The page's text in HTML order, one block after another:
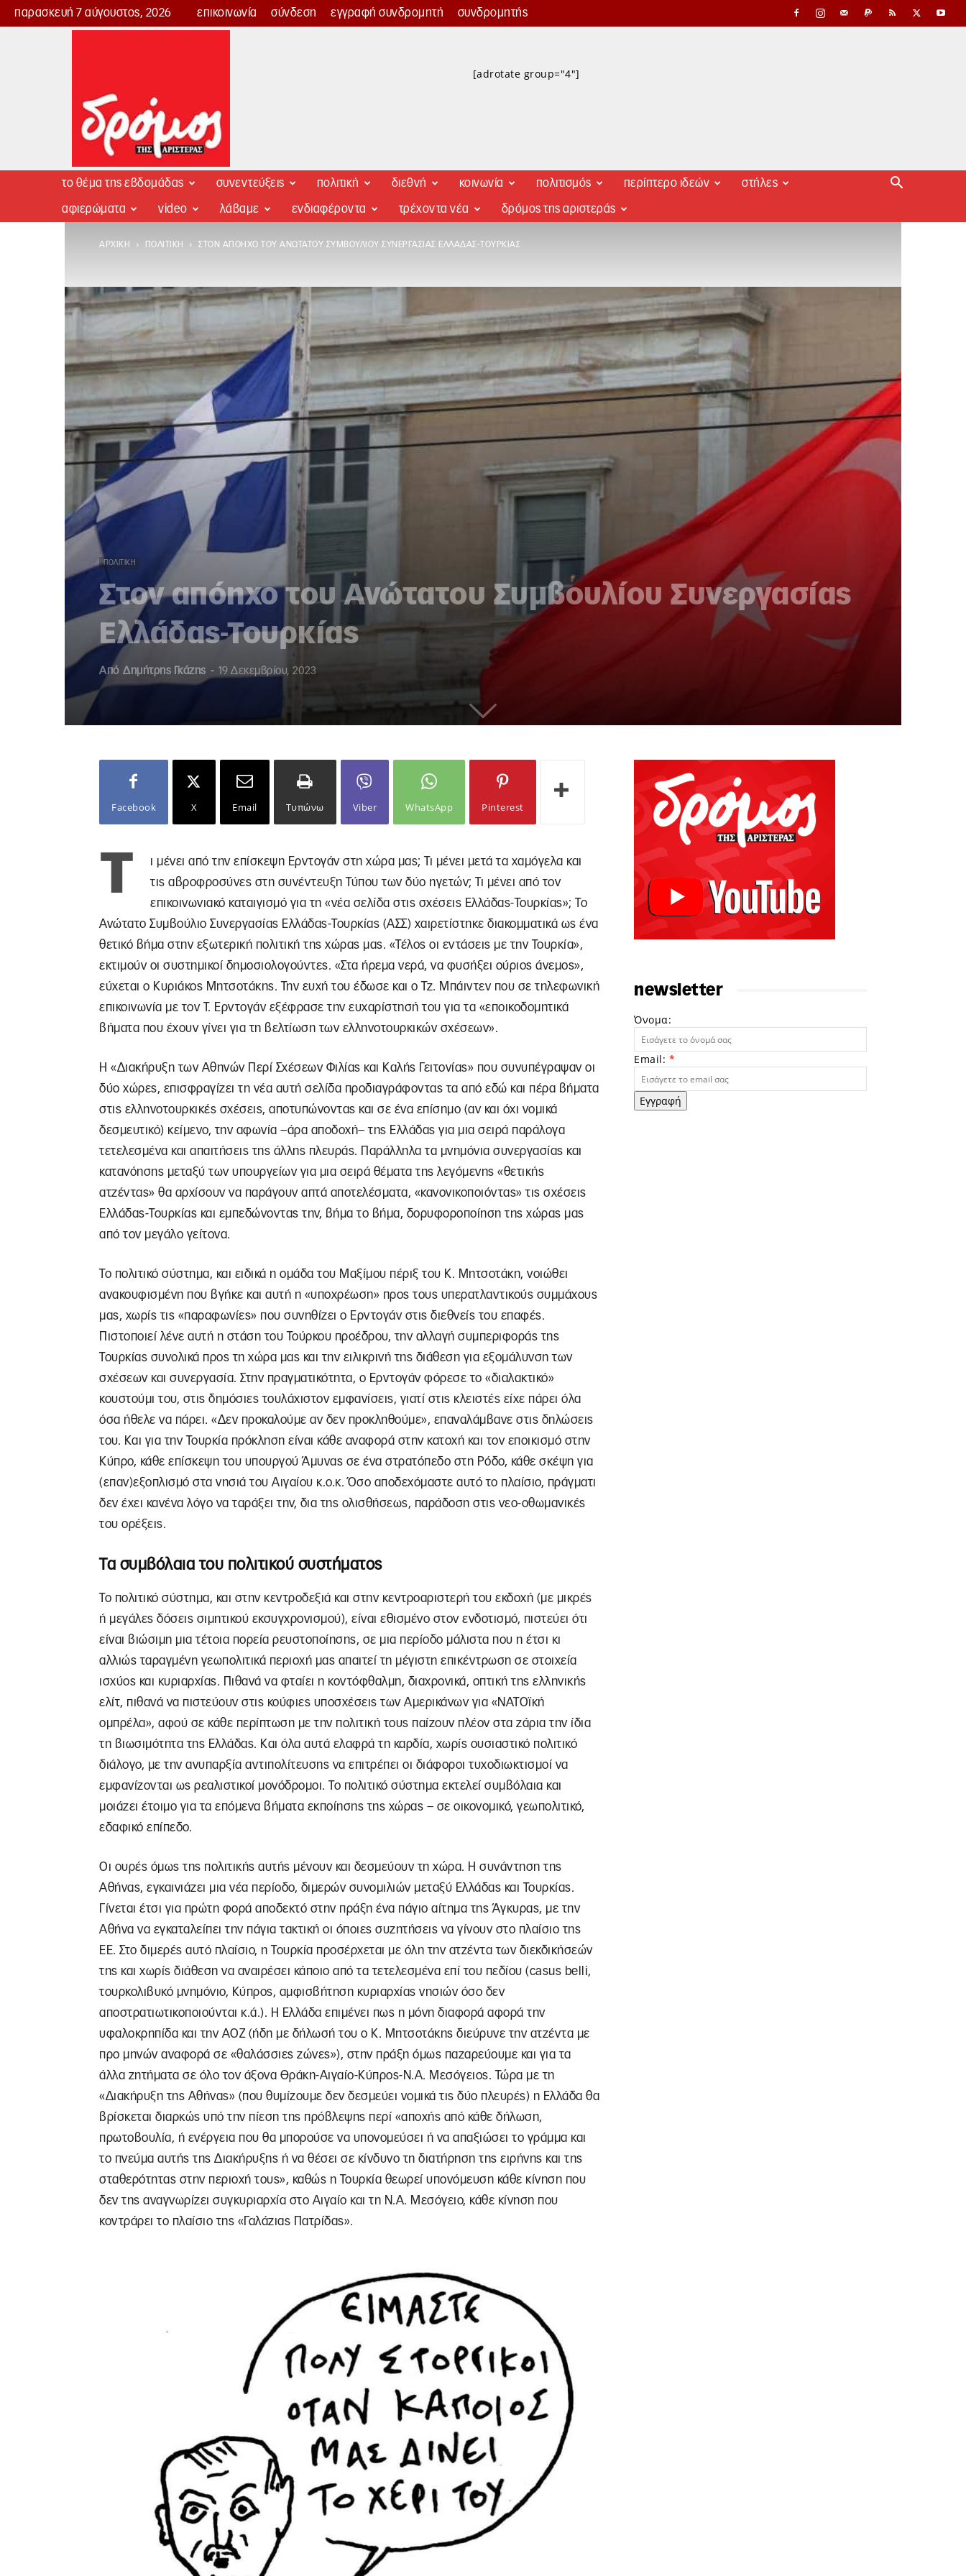
παρασκευή 7 αύγουστος, 2026 επικοινωνία σύνδεση εγγραφή συνδρομητή συνδρομητής
Δρόμος
[adrotate group="4"]
το θέμα της εβδομάδας συνεντεύξεις πολιτική διεθνή κοινωνία πολιτισμός περίπτερο ιδεών στήλες
αφιερώματα video λάβαμε ενδιαφέροντα τρέχοντα νέα δρόμος της αριστεράς
ΑΡΧΙΚΉ ΠΟΛΙΤΙΚΉ ΣΤΟΝ ΑΠΌΗΧΟ ΤΟΥ ΑΝΏΤΑΤΟΥ ΣΥΜΒΟΥΛΊΟΥ ΣΥΝΕΡΓΑΣΊΑΣ ΕΛΛΆΔΑΣ-ΤΟΥΡΚΊΑΣ
ΠΟΛΙΤΙΚΉ
Στον απόηχο του Ανώτατου Συμβουλίου Συνεργασίας
Ελλάδας-Τουρκίας
Από Δημήτρης Γκάζης - 19 Δεκεμβρίου, 2023
Facebook X Email Τυπώνω Viber WhatsApp Pinterest
Τ
ι μένει από την επίσκεψη Ερντογάν στη χώρα μας; Τι μένει μετά τα χαμόγελα και
τις αβροφροσύνες στη συνέντευξη Τύπου των δύο ηγετών; Τι μένει από τον
επικοινωνιακό καταιγισμό για τη «νέα σελίδα στις σχέσεις Ελλάδας-Τουρκίας»; Το
Ανώτατο Συμβούλιο Συνεργασίας Ελλάδας-Τουρκίας (ΑΣΣ) χαιρετίστηκε διακομματικά ως ένα
θετικό βήμα στην εξωτερική πολιτική της χώρας μας. «Τέλος οι εντάσεις με την Τουρκία»,
εκτιμούν οι συστημικοί δημοσιολογούντες. «Στα ήρεμα νερά, να φυσήξει ούριος άνεμος»,
εύχεται ο Κυριάκος Μητσοτάκης. Την ευχή του έδωσε και ο Τζ. Μπάιντεν που σε τηλεφωνική
επικοινωνία με τον Τ. Ερντογάν εξέφρασε την ευχαρίστησή του για τα «εποικοδομητικά
βήματα που έχουν γίνει για τη βελτίωση των ελληνοτουρκικών σχέσεων».
Η «Διακήρυξη των Αθηνών Περί Σχέσεων Φιλίας και Καλής Γειτονίας» που συνυπέγραψαν οι
δύο χώρες, επισφραγίζει τη νέα αυτή σελίδα προδιαγράφοντας τα από εδώ και πέρα βήματα
στις ελληνοτουρκικές σχέσεις, αποτυπώνοντας και σε ένα επίσημο (αν και όχι νομικά
δεσμευτικό) κείμενο, την αφωνία –άρα αποδοχή– της Ελλάδας για μια σειρά παράλογα
τετελεσμένα και απαιτήσεις της άλλης πλευράς. Παράλληλα τα μνημόνια συνεργασίας και
κατανόησης μεταξύ των υπουργείων για μια σειρά θέματα της λεγόμενης «θετικής
ατζέντας» θα αρχίσουν να παράγουν απτά αποτελέσματα, «κανονικοποιόντας» τις σχέσεις
Ελλάδας-Τουρκίας και εμπεδώνοντας την, βήμα το βήμα, δορυφοροποίηση της χώρας μας
από τον μεγάλο γείτονα.
Το πολιτικό σύστημα, και ειδικά η ομάδα του Μαξίμου πέριξ του Κ. Μητσοτάκη, νοιώθει
ανακουφισμένη που βγήκε και αυτή η «υποχρέωση» προς τους υπερατλαντικούς συμμάχους
μας, χωρίς τις «παραφωνίες» που συνηθίζει ο Ερντογάν στις διεθνείς του επαφές.
Πιστοποιεί λένε αυτή η στάση του Τούρκου προέδρου, την αλλαγή συμπεριφοράς της
Τουρκίας συνολικά προς τη χώρα μας και την ειλικρινή της διάθεση για εξομάλυνση των
σχέσεων και συνεργασία. Στην πραγματικότητα, ο Ερντογάν φόρεσε το «διαλακτικό»
κουστούμι του, στις δημόσιες τουλάχιστον εμφανίσεις, γιατί στις κλειστές είχε πάρει όλα
όσα ήθελε να πάρει. «Δεν προκαλούμε αν δεν προκληθούμε», επαναλάμβανε στις δηλώσεις
του. Και για την Τουρκία πρόκληση είναι κάθε αναφορά στην κατοχή και τον εποικισμό στην
Κύπρο, κάθε επίσκεψη του υπουργού Άμυνας σε ένα στρατόπεδο στη Ρόδο, κάθε σκέψη για
(επαν)εξοπλισμό στα νησιά του Αιγαίου κ.ο.κ. Όσο αποδεχόμαστε αυτό το πλαίσιο, πράγματι
δεν έχει κανένα λόγο να ταράξει την, δια της ολισθήσεως, παράδοση στις νεο-οθωμανικές
του ορέξεις.
Τα συμβόλαια του πολιτικού συστήματος
Το πολιτικό σύστημα, και στην κεντροδεξιά και στην κεντροαριστερή του εκδοχή (με μικρές
ή μεγάλες δόσεις σιμητικού εκσυγχρονισμού), είναι εθισμένο στον ενδοτισμό, πιστεύει ότι
είναι βιώσιμη μια τέτοια πορεία ρευστοποίησης, σε μια περίοδο μάλιστα που η έτσι κι
αλλιώς ταραγμένη γεωπολιτικά περιοχή μας απαιτεί τη μέγιστη επικέντρωση σε στοιχεία
ισχύος και κυριαρχίας. Πιθανά να φταίει η κοντόφθαλμη, διαχρονικά, οπτική της ελληνικής
ελίτ, πιθανά να πιστεύουν στις κούφιες υποσχέσεις των Αμερικάνων για «ΝΑΤΟϊκή
ομπρέλα», αφού σε κάθε περίπτωση με την πολιτική τους παίζουν πλέον στα ζάρια την ίδια
τη βιωσιμότητα της Ελλάδας. Και όλα αυτά ελαφρά τη καρδία, χωρίς ουσιαστικό πολιτικό
διάλογο, με την ανυπαρξία αντιπολίτευσης να επιτρέπει οι διάφοροι τυχοδιωκτισμοί να
εμφανίζονται ως ρεαλιστικοί μονόδρομοι. Το πολιτικό σύστημα εκτελεί συμβόλαια και
μοιάζει έτοιμο για τα επόμενα βήματα εκποίησης της χώρας – σε οικονομικό, γεωπολιτικό,
εδαφικό επίπεδο.
Οι ουρές όμως της πολιτικής αυτής μένουν και δεσμεύουν τη χώρα. Η συνάντηση της
Αθήνας, εγκαινιάζει μια νέα περίοδο, διμερών συνομιλιών μεταξύ Ελλάδας και Τουρκίας.
Γίνεται έτσι για πρώτη φορά αποδεκτό στην πράξη ένα πάγιο αίτημα της Άγκυρας, με την
Αθήνα να εγκαταλείπει την πάγια τακτική οι όποιες συζητήσεις να γίνουν στο πλαίσιο της
ΕΕ. Στο διμερές αυτό πλαίσιο, η Τουρκία προσέρχεται με όλη την ατζέντα των διεκδικήσεών
της και χωρίς διάθεση να αναιρέσει κάποιο από τα τετελεσμένα επί του πεδίου (casus belli,
τουρκολιβυκό μνημόνιο, Κύπρος, αμφισβήτηση κυριαρχίας νησιών όσο δεν
αποστρατιωτικοποιούνται κ.ά.). Η Ελλάδα επιμένει πως η μόνη διαφορά αφορά την
υφαλοκρηπίδα και την ΑΟΖ (ήδη με δήλωσή του ο Κ. Μητσοτάκης διεύρυνε την ατζέντα με
προ μηνών αναφορά σε «θαλάσσιες ζώνες»), στην πράξη όμως παζαρεύουμε και για τα
άλλα ζητήματα σε όλο τον άξονα Θράκη-Αιγαίο-Κύπρος-Ν.Α. Μεσόγειος. Τώρα με τη
«Διακήρυξη της Αθήνας» (που θυμίζουμε δεν δεσμεύει νομικά τις δύο πλευρές) η Ελλάδα θα
βρίσκεται διαρκώς υπό την πίεση της πρόβλεψης περί «αποχής από κάθε δήλωση,
πρωτοβουλία, ή ενέργεια που θα μπορούσε να υπονομεύσει ή να απαξιώσει το γράμμα και
το πνεύμα αυτής της Διακήρυξης ή να θέσει σε κίνδυνο τη διατήρηση της ειρήνης και της
σταθερότητας στην περιοχή τους», καθώς η Τουρκία θεωρεί υπονόμευση κάθε κίνηση που
δεν της αναγνωρίζει συγκυριαρχία στο Αιγαίο και τη Ν.Α. Μεσόγειο, κάθε κίνηση που
κοντράρει το πλαίσιο της «Γαλάζιας Πατρίδας».
newsletter
Όνομα:
Email: *
Εγγραφή